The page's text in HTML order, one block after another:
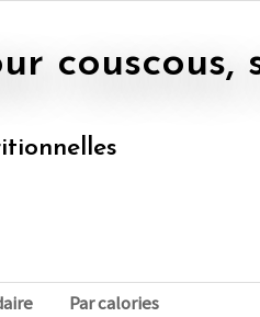
couscous,
Par calories